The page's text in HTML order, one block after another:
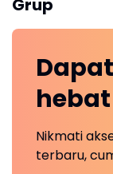
Grup
Nikmati
terbaru,